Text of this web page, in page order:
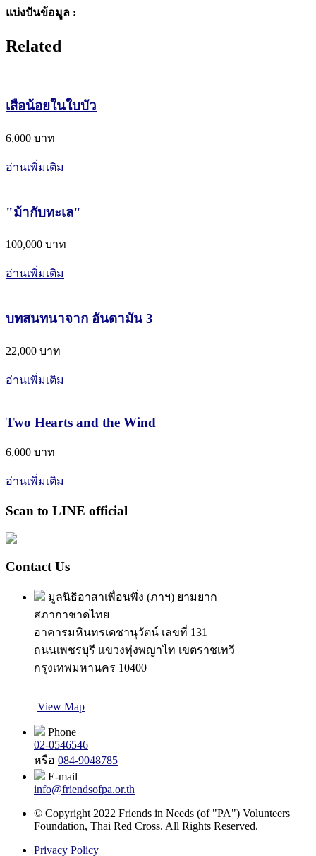
แบ่งปันข้อมูล :
Related
เสือน้อยในใบบัว
6,000 บาท
อ่านเพิ่มเติม
"ม้ากับทะเล"
100,000 บาท
อ่านเพิ่มเติม
บทสนทนาจาก อันดามัน 3
22,000 บาท
อ่านเพิ่มเติม
Two Hearts and the Wind
6,000 บาท
อ่านเพิ่มเติม
Scan to LINE official
Contact Us
มูลนิธิอาสาเพื่อนพึ่ง (ภาฯ) ยามยาก
สภากาชาดไทย
อาคารมหินทรเดชานุวัตน์ เลขที่ 131
ถนนเพชรบุรี แขวงทุ่งพญาไท เขตราชเทวี
กรุงเทพมหานคร 10400
View Map
Phone
02-0546546
หรือ 084-9048785
E-mail
info@friendsofpa.or.th
© Copyright 2022 Friends in Needs (of "PA") Volunteers
Foundation, Thai Red Cross. All Rights Reserved.
Privacy Policy